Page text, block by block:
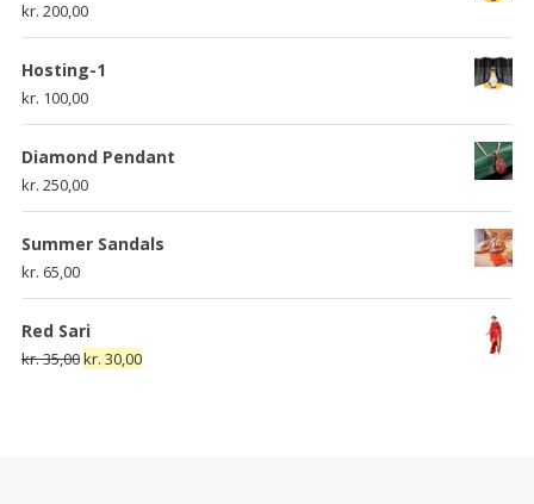
kr. 200,00
Hosting-1
kr. 100,00
Diamond Pendant
kr. 250,00
Summer Sandals
kr. 65,00
Red Sari
kr.35,00Den
kr. 30,00Den